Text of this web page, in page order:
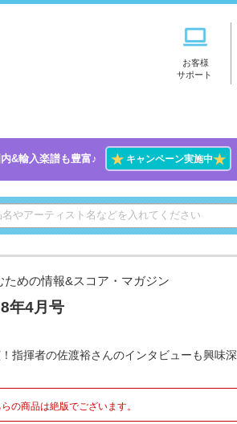
お客様
サポート
内&輸入楽譜も豊富♪ ★キャンペーン実施中★
めの情報&スコア・マガジン
年4月号
指揮者の佐渡裕さんのインタビューも興味
の商品は絶版でございます。